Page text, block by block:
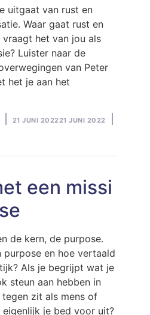
uitgaat van rust en
Waar gaat rust en
het van jou als
Luister naar de
van Peter
het je aan het
21 JUNI 202221 JUNI 2022
een missi
de kern, de purpose.
purpose en hoe vertaald
Als je begrijpt wat je
steun aan hebben in
zit als mens of
eigenlijk je bed voor uit?